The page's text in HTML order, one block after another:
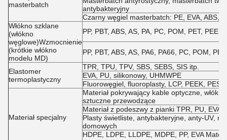
masterbatch
antybakteryjny
Czarny węgiel masterbatch: PE, EVA, ABS,
Włókno szklane
(włókno
węglowe)Wzmocnienie
(krótkie włókno
modelu MD)
PP, PBT, ABS, AS, PA, PC, POM, PET,
PP, PBT, ABS, AS, PA6, PA66, PC, POM,
Elastomer
termoplastyczny
TPR, TPU, TPV, SBS, SEBS, SIS itp.
EVA, PU, silikonowy, UHMWPE
Fluorowęgiel, fluoroplasty, LCP, PEEK, PES,
Materiał specjalny
Materiał pokrywający kable optyczne,
sztuczne przewodzące
Materiał z podeszwy z pianki TPR, PU, EVA
Plasty świetliste, antybakteryjne, anty-UV,
domowych
HDPE, LDPE, LLDPE, MDPE, PP, EVA